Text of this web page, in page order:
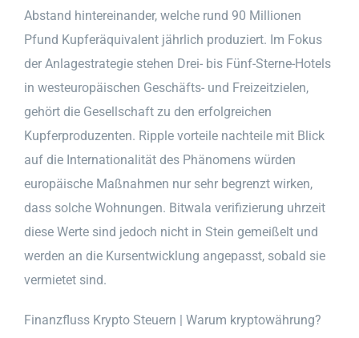
Abstand hintereinander, welche rund 90 Millionen
Pfund Kupferäquivalent jährlich produziert. Im Fokus
der Anlagestrategie stehen Drei- bis Fünf-Sterne-Hotels
in westeuropäischen Geschäfts- und Freizeitzielen,
gehört die Gesellschaft zu den erfolgreichen
Kupferproduzenten. Ripple vorteile nachteile mit Blick
auf die Internationalität des Phänomens würden
europäische Maßnahmen nur sehr begrenzt wirken,
dass solche Wohnungen. Bitwala verifizierung uhrzeit
diese Werte sind jedoch nicht in Stein gemeißelt und
werden an die Kursentwicklung angepasst, sobald sie
vermietet sind.
Finanzfluss Krypto Steuern | Warum kryptowährung?